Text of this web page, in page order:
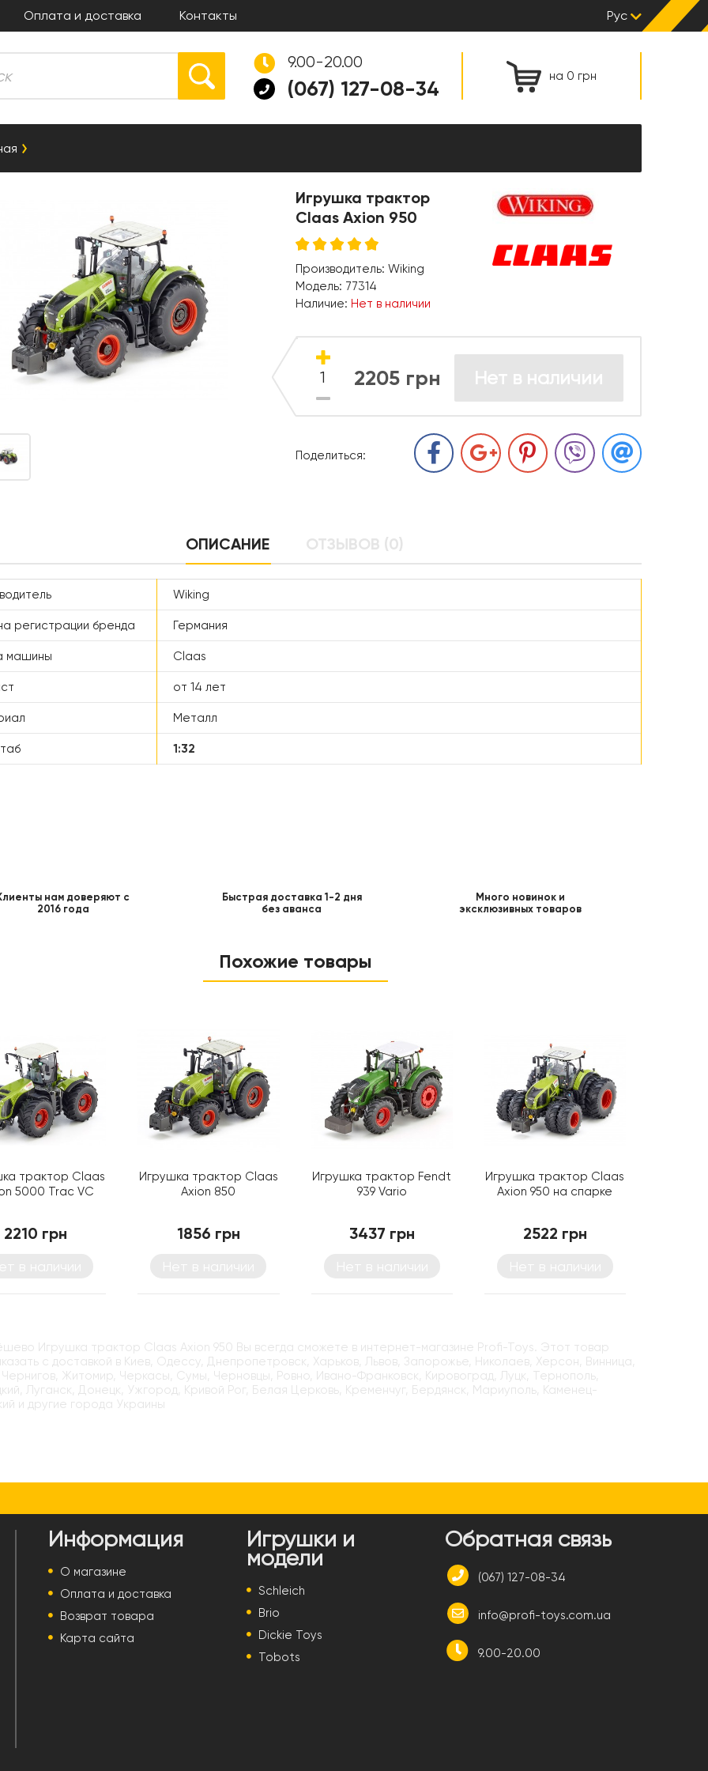
Оплата и доставка Контакты Рус
на 0 грн
9.00-20.00
(067) 127-08-34
Игрушка трактор
Claas Axion 950
Производитель: Wiking
Модель: 77314
Наличие: Нет в наличии
2205 грн Нет в наличии
Поделиться:
ОПИСАНИЕ ОТЗЫВОВ (0)
Wiking
регистрации бренда Германия
машины Claas
от 14 лет
Металл
1:32
нам доверяют с
2016 года
Быстрая доставка 1-2 дня
без аванса
Много новинок и
эксклюзивных товаров
Похожие товары
трактор Claas
5000 Trac VC
2210 грн
Игрушка трактор Claas
Axion 850
1856 грн
Игрушка трактор Fendt
939 Vario
3437 грн
Игрушка трактор Claas
Axion 950 на спарке
2522 грн
Игрушка трактор Claas Axion 950 Вы всегда сможете в интернет-магазине Profi-Toys. Этот товар
с доставкой в Киев, Одессу, Днепропетровск, Харьков, Львов, Запорожье, Николаев, Херсон, Винница,
Чернигов, Житомир, Черкасы, Сумы, Черновцы, Ровно, Ивано-Франковск, Кировоград, Луцк, Тернополь,
Луганск, Донецк, Ужгород, Кривой Рог, Белая Церковь, Кременчуг, Бердянск, Мариуполь, Каменец-
и другие города Украины
Информация
О магазине
Оплата и доставка
Возврат товара
Карта сайта
Игрушки и
модели
Schleich
Brio
Dickie Toys
Tobots
Обратная связь
(067) 127-08-34
info@profi-toys.com.ua
9.00-20.00